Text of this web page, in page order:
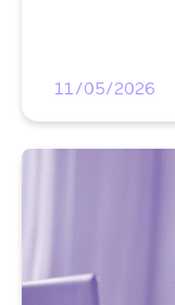
11/05/2026